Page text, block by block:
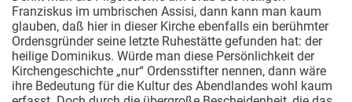
Franziskus im umbrischen Assisi, dann kann man kaum
glauben, daß hier in dieser Kirche ebenfalls ein berühmter
Ordensgründer seine letzte Ruhestätte gefunden hat: der
heilige Dominikus. Würde man diese Persönlichkeit der
Kirchengeschichte „nur“ Ordensstifter nennen, dann wäre
ihre Bedeutung für die Kultur des Abendlandes wohl kaum